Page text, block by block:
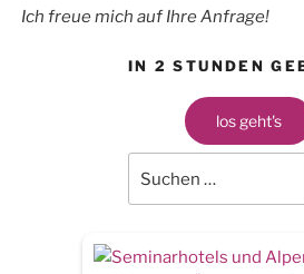
Ich freue mich auf Ihre Anfrage!
IN 2 STUNDEN
los geht's
Search
for: